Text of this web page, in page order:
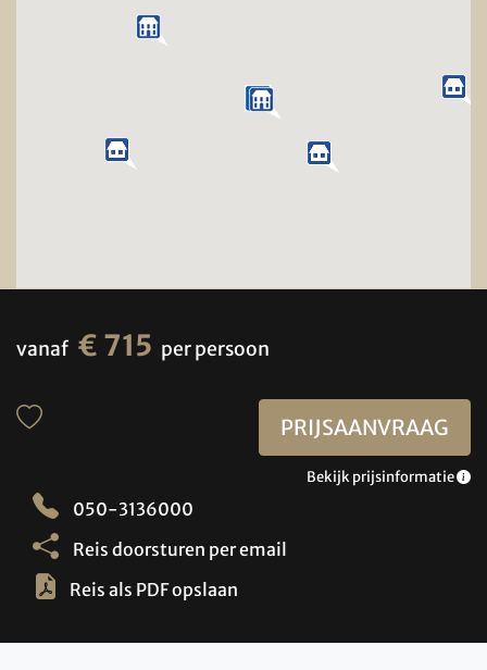
vanaf € 715 per persoon
PRIJSAANVRAAG
Bekijk prijsinformatie
050-3136000
Reis doorsturen per email
Reis als PDF opslaan